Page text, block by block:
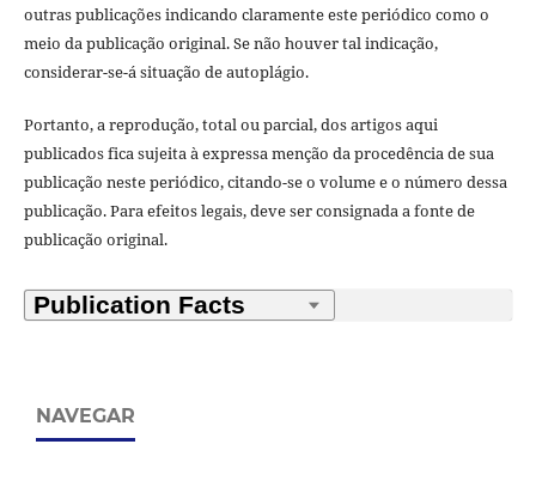
outras publicações indicando claramente este periódico como o
meio da publicação original. Se não houver tal indicação,
considerar-se-á situação de autoplágio.
Portanto, a reprodução, total ou parcial, dos artigos aqui
publicados fica sujeita à expressa menção da procedência de sua
publicação neste periódico, citando-se o volume e o número dessa
publicação. Para efeitos legais, deve ser consignada a fonte de
publicação original.
NAVEGAR